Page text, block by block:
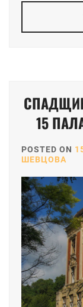
15
POSTED ON
ШЕВЦОВА